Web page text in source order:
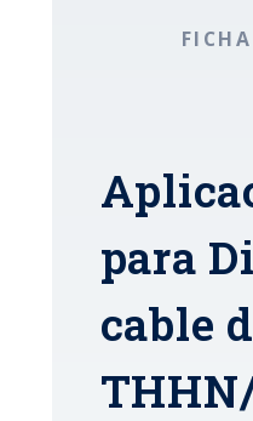
para
cable